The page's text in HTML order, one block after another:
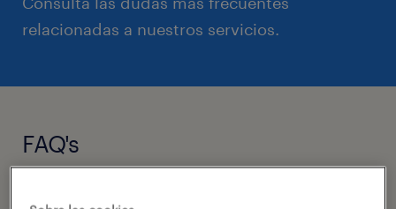
relacionadas a nuestros servicios.
FAQ's